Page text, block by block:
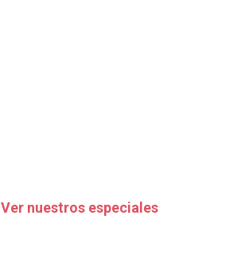
Ver nuestros especiales